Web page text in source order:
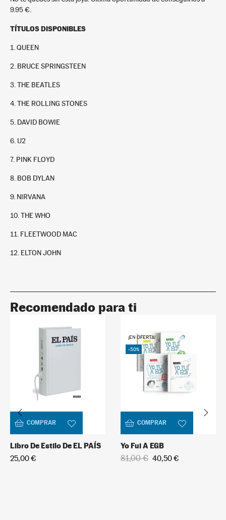
+
In stock
9,95 €
9.95 €.
TÍTULOS DISPONIBLES
1. QUEEN
2. BRUCE SPRINGSTEEN
3. THE BEATLES
4. THE ROLLING STONES
5. DAVID BOWIE
6. U2
7. PINK FLOYD
8. BOB DYLAN
9. NIRVANA
10. THE WHO
11. FLEETWOOD MAC
12. ELTON JOHN
Recomendado para ti
COMPRAR
Libro De Estilo De EL PAÍS
25,00 €
¡EN OFERTA!
-50%
COMPRAR
Yo Fui A EGB
81,00 € 40,50 €